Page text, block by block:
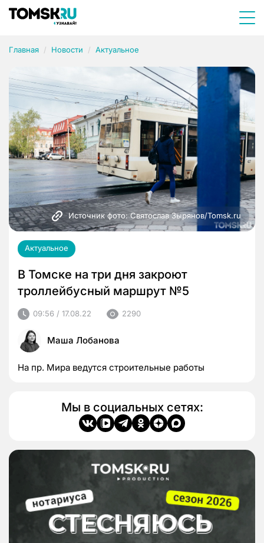
Главная Новости Актуальное
Источник фото: Святослав Зырянов/Tomsk.ru
Актуальное
В Томске на три дня закроют
троллейбусный маршрут №5
09:56 / 17.08.22 2290
Маша Лобанова
На пр. Мира ведутся строительные работы
Мы в социальных сетях: